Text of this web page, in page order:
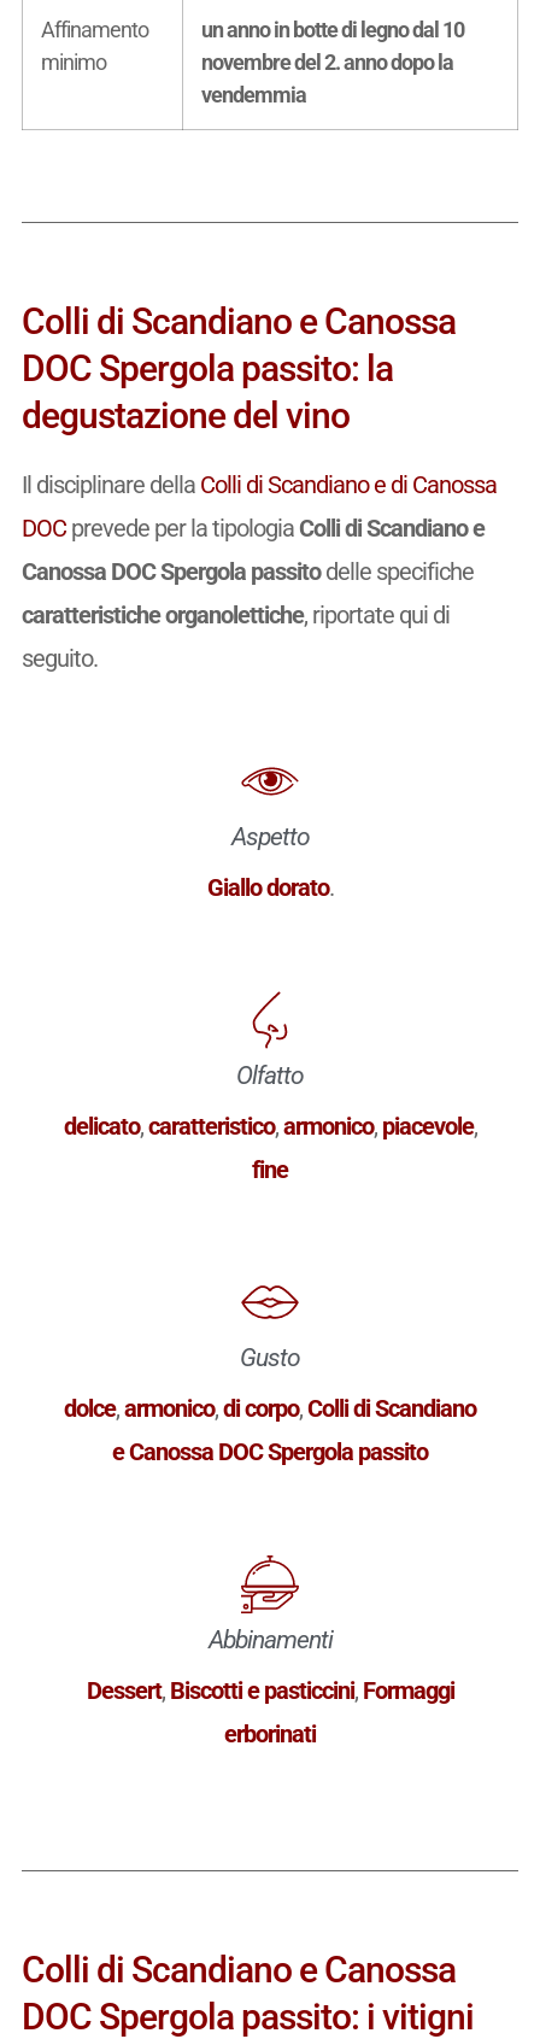
Affinamento
minimo
un anno in botte di legno dal 10
novembre del 2. anno dopo la
vendemmia
Colli di Scandiano e Canossa
DOC Spergola passito: la
degustazione del vino
Il disciplinare della Colli di Scandiano e di Canossa
DOCprevede per la tipologia Colli di Scandiano e
Canossa DOC Spergola passitodelle specifiche
caratteristiche organolettiche, riportate qui di
seguito.
Aspetto
Giallo dorato.
Olfatto
delicato,caratteristico,armonico, piacevole,
fine
Gusto
dolce,armonico,di corpo,Colli di Scandiano
e Canossa DOC Spergola passito
Abbinamenti
Dessert, Biscotti e pasticcini, Formaggi
erborinati
Colli di Scandiano e Canossa
DOC Spergola passito: i vitigni